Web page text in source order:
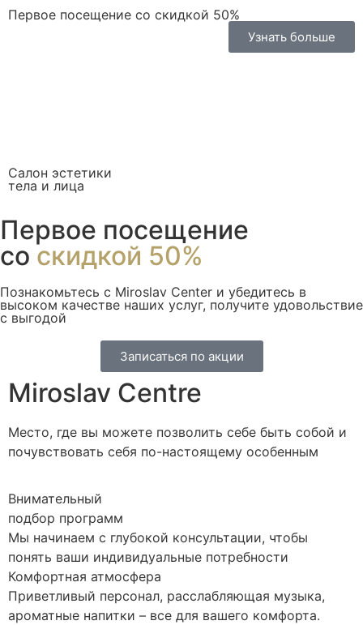
Первое посещение со скидкой 50%
Узнать больше
Салон эстетики
тела и лица
Первое посещение
со скидкой 50%
Познакомьтесь с Miroslav Сenter и убедитесь в
высоком качестве наших услуг, получите удовольствие
с выгодой
Записаться по акции
Miroslav Centre
Место, где вы можете позволить себе быть собой и
почувствовать себя по-настоящему особенным
Внимательный
подбор программ
Мы начинаем с глубокой консультации, чтобы
понять ваши индивидуальные потребности
Комфортная атмосфера
Приветливый персонал, расслабляющая музыка,
ароматные напитки – все для вашего комфорта.